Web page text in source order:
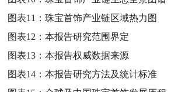
图表11：珠宝首饰产业链区域热力图
图表12：本报告研究范围界定
图表13：本报告权威数据来源
图表14：本报告研究方法及统计标准